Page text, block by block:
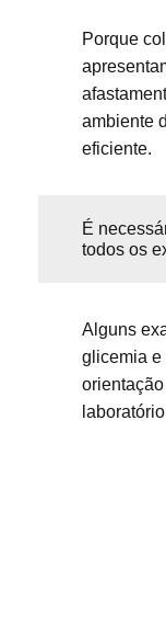
Porque
ambiente
eficiente.
É
todos os
Alguns
glicemia e